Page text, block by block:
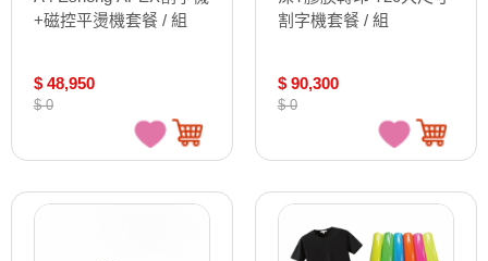
+磁控平燙機套餐 / 組
$ 48,950
$ 0
割字機套餐 / 組
$ 90,300
$ 0